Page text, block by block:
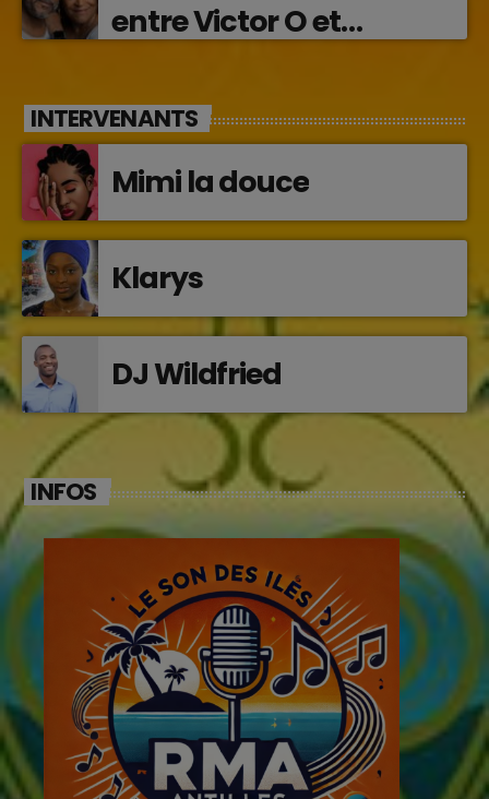
entre Victor O et
INTERVENANTS
Mimi la douce
Klarys
DJ Wildfried
INFOS